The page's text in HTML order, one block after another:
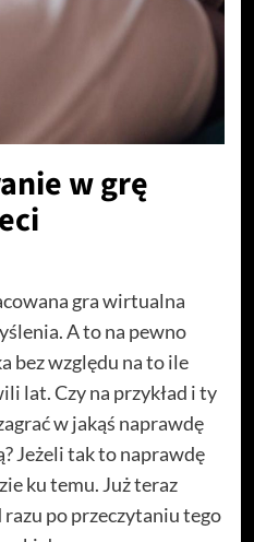
w grę
gra wirtualna
A to na pewno
bez względu na to ile
lat. Czy na przykład i ty
w jakąś naprawdę
Jeżeli tak to naprawdę
ku temu. Już teraz
po przeczytaniu tego